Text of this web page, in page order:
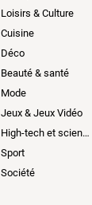
Loisirs & Culture
Cuisine
Déco
Beauté & santé
Mode
Jeux & Jeux Vidéo
High-tech et sciences
Sport
Société